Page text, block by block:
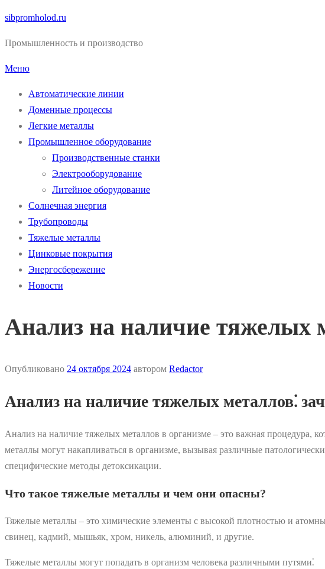
Перейти
содержимому
sibpromholod.ru
Промышленность и производство
Меню
Автоматические линии
Доменные процессы
Легкие металлы
Промышленное оборудование
Производственные станки
Электрооборудование
Литейное оборудование
Солнечная энергия
Трубопроводы
Тяжелые металлы
Цинковые покрытия
Энергосбережение
Новости
Анализ на наличие тяжелых
Опубликовано 24 октября 2024 автором Redactor
Анализ на наличие тяжелых металлов⁚
Анализ на наличие тяжелых металлов в организме – это важная процедура,
металлы могут накапливаться в организме, вызывая различные
специфические методы детоксикации.
Что такое тяжелые металлы и чем они опасны?
Тяжелые металлы ‒ это химические элементы с высокой плотностью и
свинец, кадмий, мышьяк, хром, никель, алюминий, и другие.
Тяжелые металлы могут попадать в организм человека различными путями⁚